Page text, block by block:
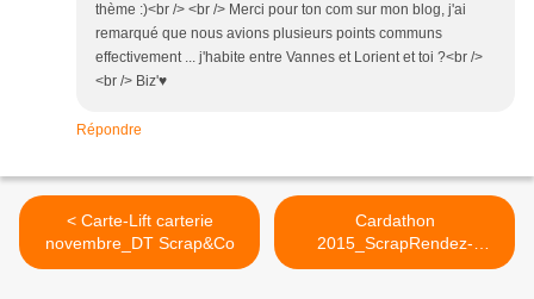
thème :)<br /> <br /> Merci pour ton com sur mon blog, j'ai
remarqué que nous avions plusieurs points communs
effectivement ... j'habite entre Vannes et Lorient et toi ?<br />
<br /> Biz'♥
Répondre
< Carte-Lift carterie
novembre_DT Scrap&Co
Cardathon
2015_ScrapRendez-
vous_Sketch 6 à 10 >